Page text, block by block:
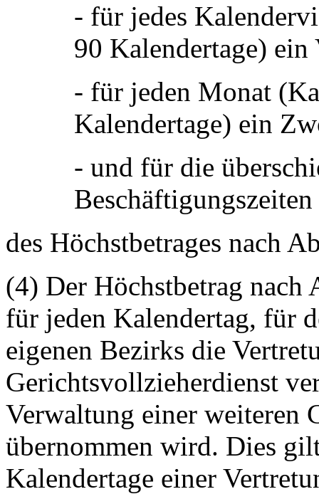
- für jedes
90 Kalendertage) ein
- für jeden Monat
Kalendertage) ein
- und für die
des Höchstbetrages nach
(4) Der Höchstbetrag nach
für jeden Kalendertag, für
eigenen Bezirks die
Gerichtsvollzieherdienst
Verwaltung einer weiteren
übernommen wird. Dies
Kalendertage einer